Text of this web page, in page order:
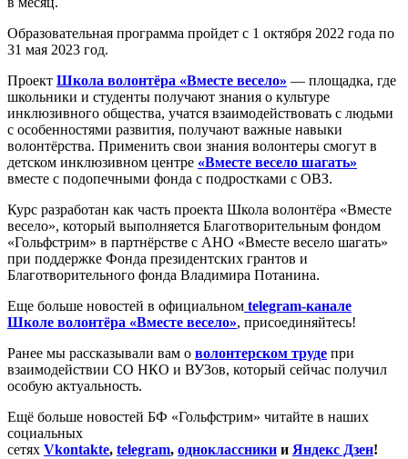
Образовательная программа пройдет с 1 октября 2022 года по
31 мая 2023 год.
Проект Школа волонтёра «Вместе весело» — площадка, где
школьники и студенты получают знания о культуре
инклюзивного общества, учатся взаимодействовать с людьми
с особенностями развития, получают важные навыки
волонтёрства. Применить свои знания волонтеры смогут в
детском инклюзивном центре «Вместе весело шагать»
вместе с подопечными фонда с подростками с ОВЗ.
Курс разработан как часть проекта Школа волонтёра «Вместе
весело», который выполняется Благотворительным фондом
«Гольфстрим» в партнёрстве с АНО «Вместе весело шагать»
при поддержке Фонда президентских грантов и
Благотворительного фонда Владимира Потанина.
Еще больше новостей в официальном telegram-канале
Школе волонтёра «Вместе весело», присоединяйтесь!
Ранее мы рассказывали вам о волонтерском труде при
взаимодействии СО НКО и ВУЗов, который сейчас получил
особую актуальность.
Ещё больше новостей БФ «Гольфстрим» читайте в наших
социальных
сетях Vkontakte, telegram, одноклассники и Яндекс Дзен!